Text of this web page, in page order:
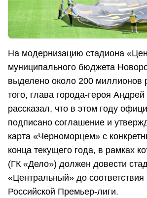
На модернизацию стадиона
муниципального бюджета
выделено около 200 миллионов
того, глава города-героя Андрей
рассказал, что в этом году
подписано соглашение и
карта «Черноморцем» с
конца текущего года, в рамках
(ГК «Дело») должен довести
«Центральный» до
Российской Премьер-лиги.